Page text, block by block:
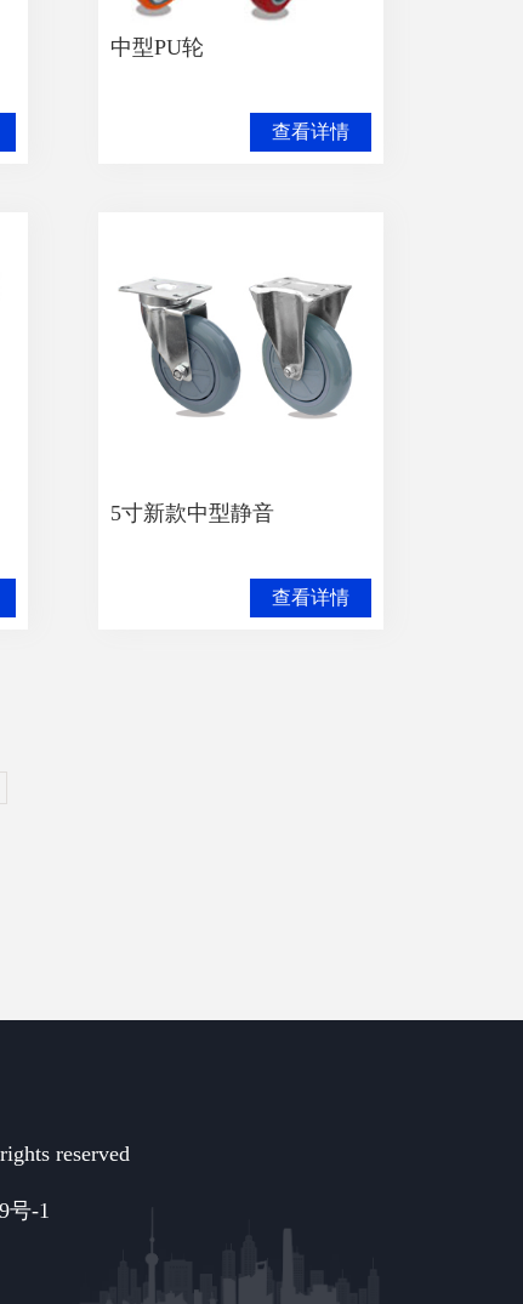
中型PU轮
5寸新款中型静音
reserved
号-1